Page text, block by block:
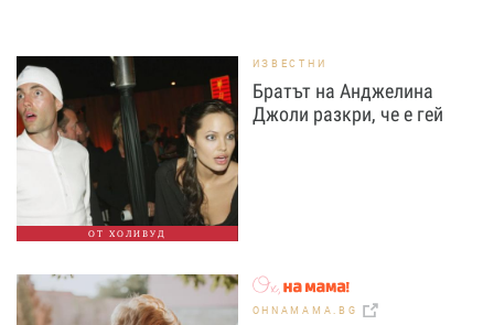
ОТ ХОЛИВУД
ИЗВЕСТНИ
Братът на Анджелина
Джоли разкри, че е гей
OHNAMAMA.BG